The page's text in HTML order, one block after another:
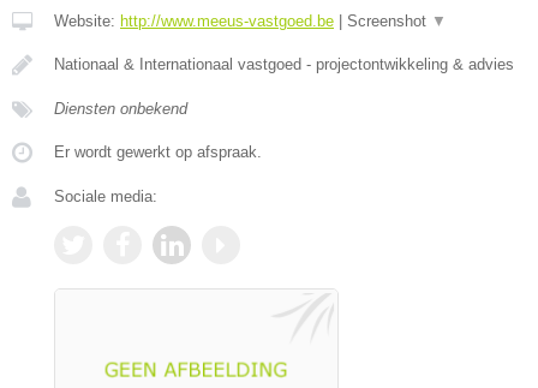
Website: http://www.meeus-vastgoed.be Screenshot ▼
Nationaal & Internationaal vastgoed - projectontwikkeling & advies
Diensten onbekend
Er wordt gewerkt op afspraak.
Sociale media: